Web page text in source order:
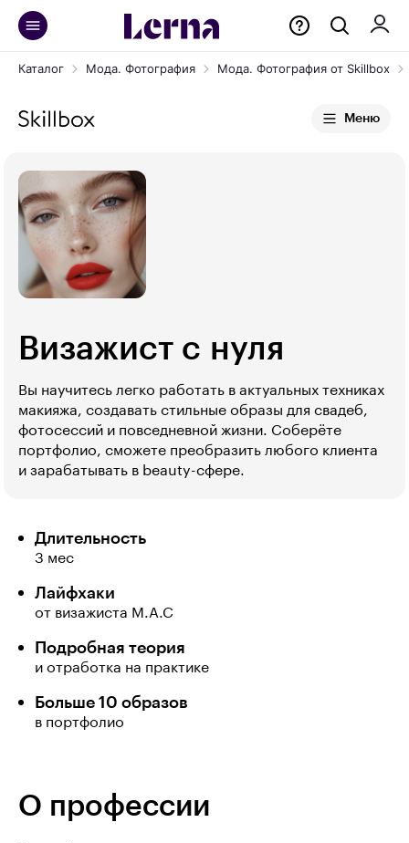
Каталог Мода. Фотография Мода. Фотография от Skillbox
Меню
Визажист с нуля
Вы научитесь легко работать в актуальных техниках
макияжа, создавать стильные образы для свадеб,
фотосессий и повседневной жизни. Соберёте
портфолио, сможете преобразить любого клиента
и зарабатывать в beauty-сфере.
Длительность
3 мес
Лайфхаки
от визажиста M.A.C
Подробная теория
и отработка на практике
Больше 10 образов
в портфолио
О профессии